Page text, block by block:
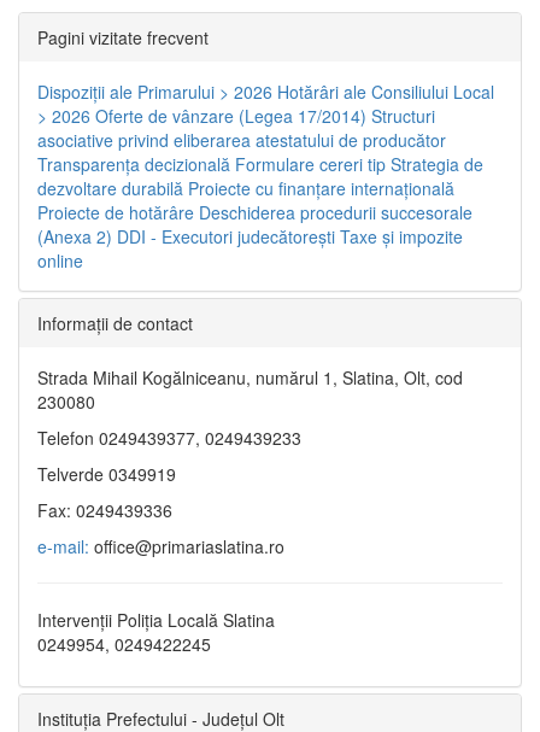
Pagini vizitate frecvent
Dispoziţii ale Primarului > 2026 Hotărâri ale Consiliului Local
> 2026 Oferte de vânzare (Legea 17/2014) Structuri
asociative privind eliberarea atestatului de producător
Transparenţa decizională Formulare cereri tip Strategia de
dezvoltare durabilă Proiecte cu finanţare internaţională
Proiecte de hotărâre Deschiderea procedurii succesorale
(Anexa 2) DDI - Executori judecătorești Taxe şi impozite
online
Informaţii de contact
Strada Mihail Kogălniceanu, numărul 1, Slatina, Olt, cod
230080
Telefon 0249439377, 0249439233
Telverde 0349919
Fax: 0249439336
e-mail: office@primariaslatina.ro
Intervenții Poliția Locală Slatina
0249954, 0249422245
Instituția Prefectului - Județul Olt